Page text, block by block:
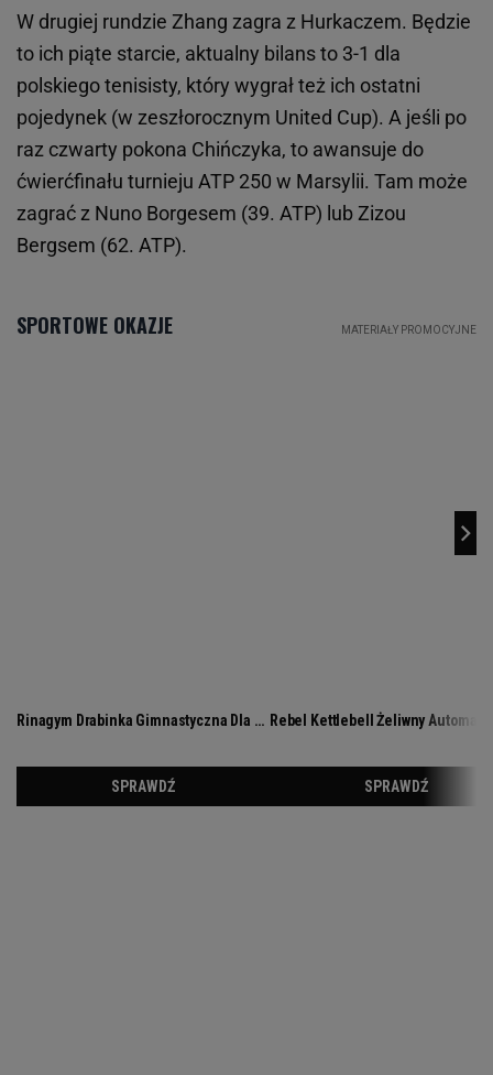
W drugiej rundzie Zhang zagra z Hurkaczem. Będzie
to ich piąte starcie, aktualny bilans to 3-1 dla
polskiego tenisisty, który wygrał też ich ostatni
pojedynek (w zeszłorocznym United Cup). A jeśli po
raz czwarty pokona Chińczyka, to awansuje do
ćwierćfinału turnieju ATP 250 w Marsylii. Tam może
zagrać z Nuno Borgesem (39. ATP) lub Zizou
Bergsem (62. ATP).